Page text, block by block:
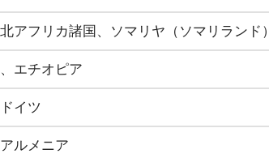
アフリカ諸国、ソマリヤ（ソマリランド）
エチオピア
イツ
ルメニア